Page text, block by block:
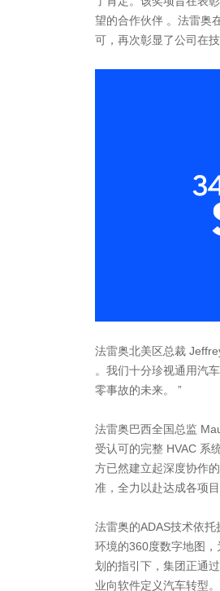
望的合作伙伴 。法雷奥
可，再次彰显了公司在
法雷奥北美区总裁
。我们十分珍视通用汽
零事故的未来。 ”
法雷奥巴西全国总监
受认可的完整 HVAC 系
方已然建立起深度协作
准，全力以赴达成各项
法雷奥的ADAS技术依
环境的360度数字地图
划的指引下，集团正通
业向软件定义汽车转型。